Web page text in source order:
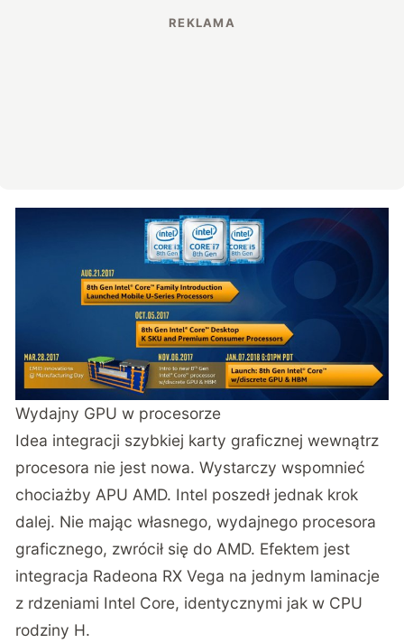
Wydajny GPU w procesorze
Idea integracji szybkiej karty graficznej wewnątrz
procesora nie jest nowa. Wystarczy wspomnieć
chociażby APU AMD. Intel poszedł jednak krok
dalej. Nie mając własnego, wydajnego procesora
graficznego, zwrócił się do AMD. Efektem jest
integracja Radeona RX Vega na jednym laminacje
z rdzeniami Intel Core, identycznymi jak w CPU
rodziny H.